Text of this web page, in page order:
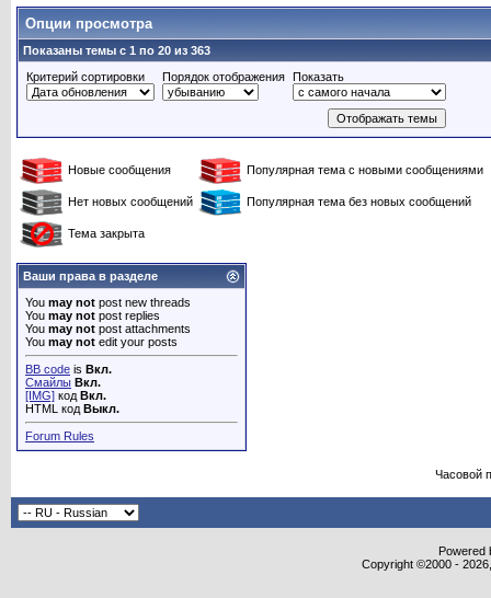
Опции просмотра
Показаны темы с 1 по 20 из 363
Критерий сортировки
Порядок отображения Показать
Новые сообщения Популярная тема с новыми сообщениями
Нет новых сообщений Популярная тема без новых сообщений
Тема закрыта
Ваши права в разделе
You may not post new threads
You may not post replies
You may not post attachments
You may not edit your posts
BB code is Вкл.
Смайлы Вкл.
[IMG] код Вкл.
HTML код Выкл.
Forum Rules
Часовой
Powered
Copyright ©2000 -